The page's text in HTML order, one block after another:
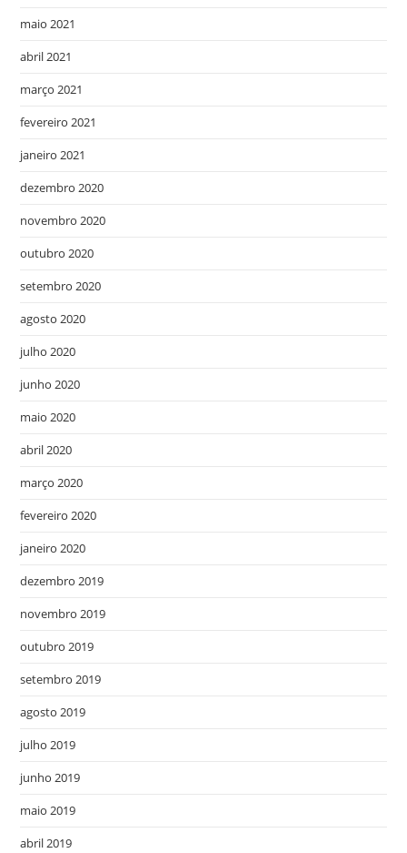
maio 2021
abril 2021
março 2021
fevereiro 2021
janeiro 2021
dezembro 2020
novembro 2020
outubro 2020
setembro 2020
agosto 2020
julho 2020
junho 2020
maio 2020
abril 2020
março 2020
fevereiro 2020
janeiro 2020
dezembro 2019
novembro 2019
outubro 2019
setembro 2019
agosto 2019
julho 2019
junho 2019
maio 2019
abril 2019